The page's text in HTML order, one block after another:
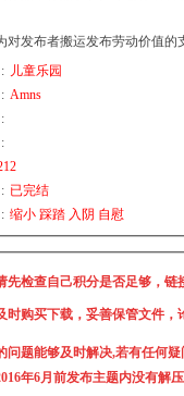
对发布者搬运发布劳动价值的
: 儿童乐园
: Amns
:
:
: 已完结
: 缩小 踩踏 入阴 自慰
先检查自己积分是否足够，链
时购买下载，妥善保管文件
问题能够及时解决,若有任何
年6月前发布主题内没有解